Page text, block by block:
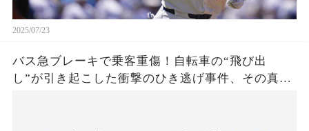
2025/07/23
バス急ブレーキで乗客重傷！自転車の“飛び出
し”が引き起こした衝撃のひき逃げ事件、その真相